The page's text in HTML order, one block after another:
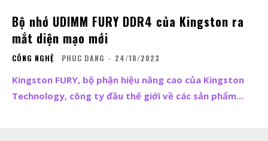
Bộ nhớ UDIMM FURY DDR4 của Kingston ra
mắt diện mạo mới
CÔNG NGHỆ PHUC DANG - 24/10/2023
Kingston FURY, bộ phận hiệu năng cao của Kingston
Technology, công ty đầu thế giới về các sản phẩm...